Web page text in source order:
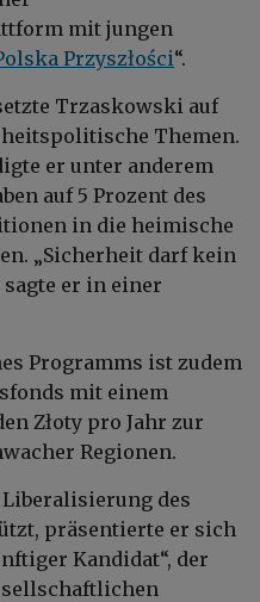
mit jungen
Przyszłości“.
Trzaskowski auf
Themen.
er unter anderem
auf 5 Prozent des
in die heimische
„Sicherheit darf kein
er in einer
Programms ist zudem
mit einem
Złoty pro Jahr zur
Regionen.
des
präsentierte er sich
Kandidat“, der